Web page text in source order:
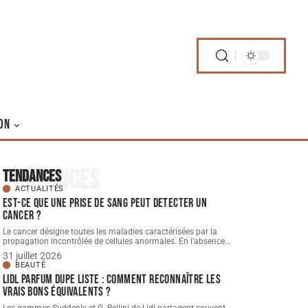
Tendances
Tendances
ACTUALITÉS
Est-ce que une prise de sang peut detecter un
cancer ?
Le cancer désigne toutes les maladies caractérisées par la
propagation incontrôlée de cellules anormales. En l’absence…
31 juillet 2026
BEAUTÉ
Lidl parfum dupe Liste : comment reconnaître les
vrais bons équivalents ?